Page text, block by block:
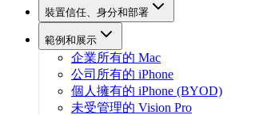
裝置信任、身分和部署
範例和展示
企業所有的 Mac
公司所有的 iPhone
個人擁有的 iPhone (BYOD)
未受管理的 Vision Pro